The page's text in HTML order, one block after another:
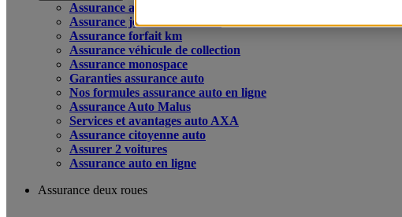
Assurance auto
Assurance jeune conducteur
Assurance forfait km
Assurance véhicule de collection
Assurance monospace
Garanties assurance auto
Nos formules assurance auto en ligne
Assurance Auto Malus
Services et avantages auto AXA
Assurance citoyenne auto
Assurer 2 voitures
Assurance auto en ligne
Assurance deux roues